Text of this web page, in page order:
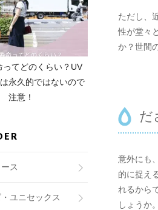
ただし、
性が堂々
か？世間
だ
意外にも
的に捉え
れるから
しょうか。
ってどのくらい？UV
永久的ではないので
注意！
ス
ユニセックス